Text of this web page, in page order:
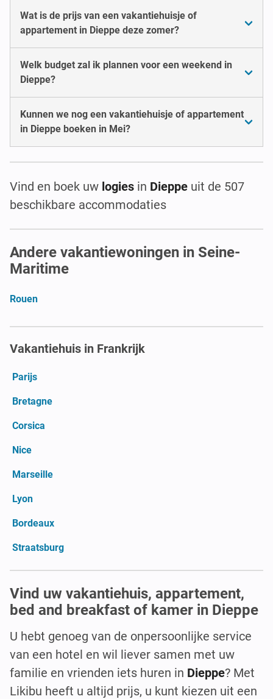
Wat is de prijs van een vakantiehuisje of
appartement in Dieppe deze zomer?
Welk budget zal ik plannen voor een weekend in
Dieppe?
Kunnen we nog een vakantiehuisje of appartement
in Dieppe boeken in Mei?
Vind en boek uw logies in Dieppe uit de 507
beschikbare accommodaties
Andere vakantiewoningen in Seine-
Maritime
Rouen
Vakantiehuis in Frankrijk
Parijs
Bretagne
Corsica
Nice
Marseille
Lyon
Bordeaux
Straatsburg
Vind uw vakantiehuis, appartement,
bed and breakfast of kamer in Dieppe
U hebt genoeg van de onpersoonlijke service
van een hotel en wil liever samen met uw
familie en vrienden iets huren in Dieppe? Met
Likibu heeft u altijd prijs, u kunt kiezen uit een